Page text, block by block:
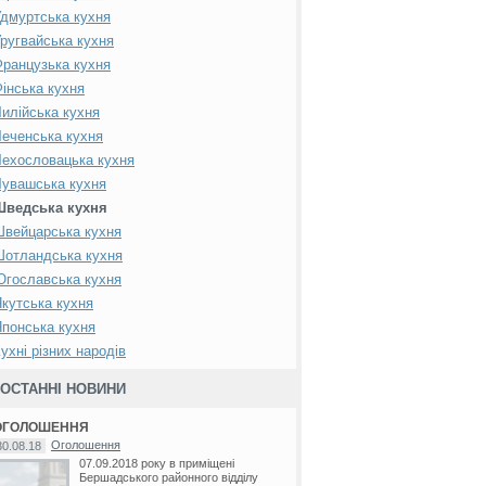
кухня
кухня
кухня
кухня
кухня
кухня
кухня
кухня
кухня
Швейцарська кухня
Шотландська кухня
кухня
кухня
кухня
різних народів
ОСТАННІ НОВИНИ
Оголошення
07.09.2018 року в приміщені
Бершадського районного відділу